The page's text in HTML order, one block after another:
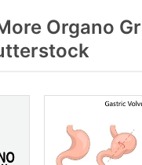
Organo